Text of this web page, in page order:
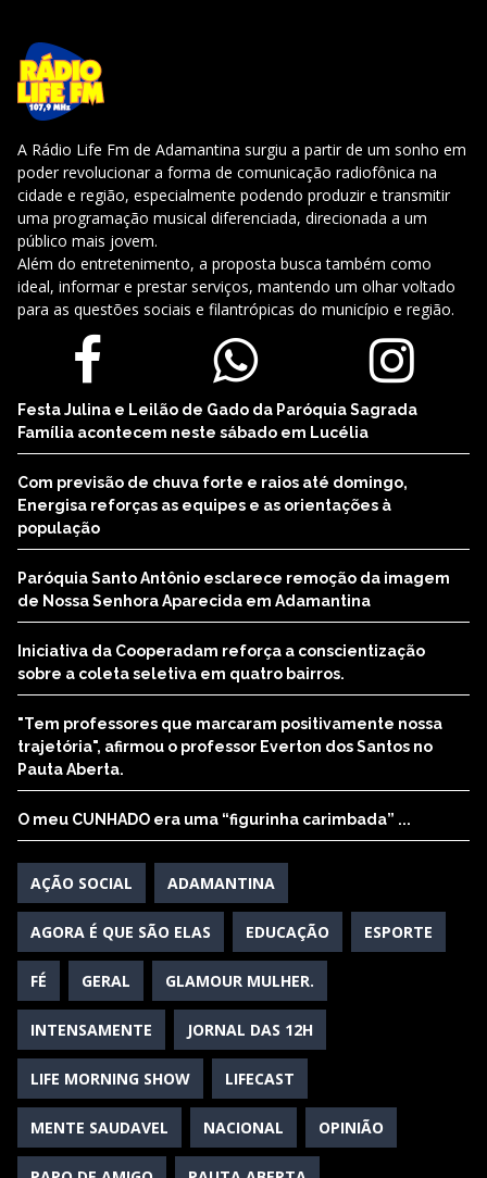
A Rádio Life Fm de Adamantina surgiu a partir de um sonho em
poder revolucionar a forma de comunicação radiofônica na
cidade e região, especialmente podendo produzir e transmitir
uma programação musical diferenciada, direcionada a um
público mais jovem.
Além do entretenimento, a proposta busca também como
ideal, informar e prestar serviços, mantendo um olhar voltado
para as questões sociais e filantrópicas do município e região.
Festa Julina e Leilão de Gado da Paróquia Sagrada
Família acontecem neste sábado em Lucélia
Com previsão de chuva forte e raios até domingo,
Energisa reforças as equipes e as orientações à
população
Paróquia Santo Antônio esclarece remoção da imagem
de Nossa Senhora Aparecida em Adamantina
Iniciativa da Cooperadam reforça a conscientização
sobre a coleta seletiva em quatro bairros.
"Tem professores que marcaram positivamente nossa
trajetória", afirmou o professor Everton dos Santos no
Pauta Aberta.
O meu CUNHADO era uma “figurinha carimbada” ...
AÇÃO SOCIAL ADAMANTINA
AGORA É QUE SÃO ELAS EDUCAÇÃO ESPORTE
FÉ GERAL GLAMOUR MULHER.
INTENSAMENTE JORNAL DAS 12H
LIFE MORNING SHOW LIFECAST
MENTE SAUDAVEL NACIONAL OPINIÃO